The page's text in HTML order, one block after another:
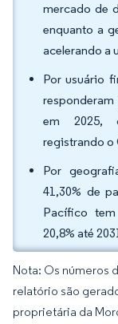
mercado de
enquanto a
acelerando a
Por usuário
em 2025,
registrando o
Por
41,30% de
Pacífico
20,8% até
Nota: Os números
relatório são
proprietária da